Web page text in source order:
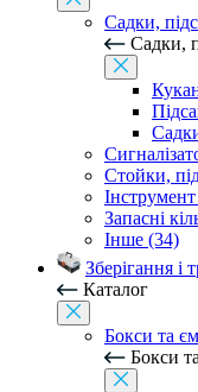
Садки,
Садки,
Стойки,
Запасні
Інше (34)
Зберігання і
Каталог
Бокси та
Бокси